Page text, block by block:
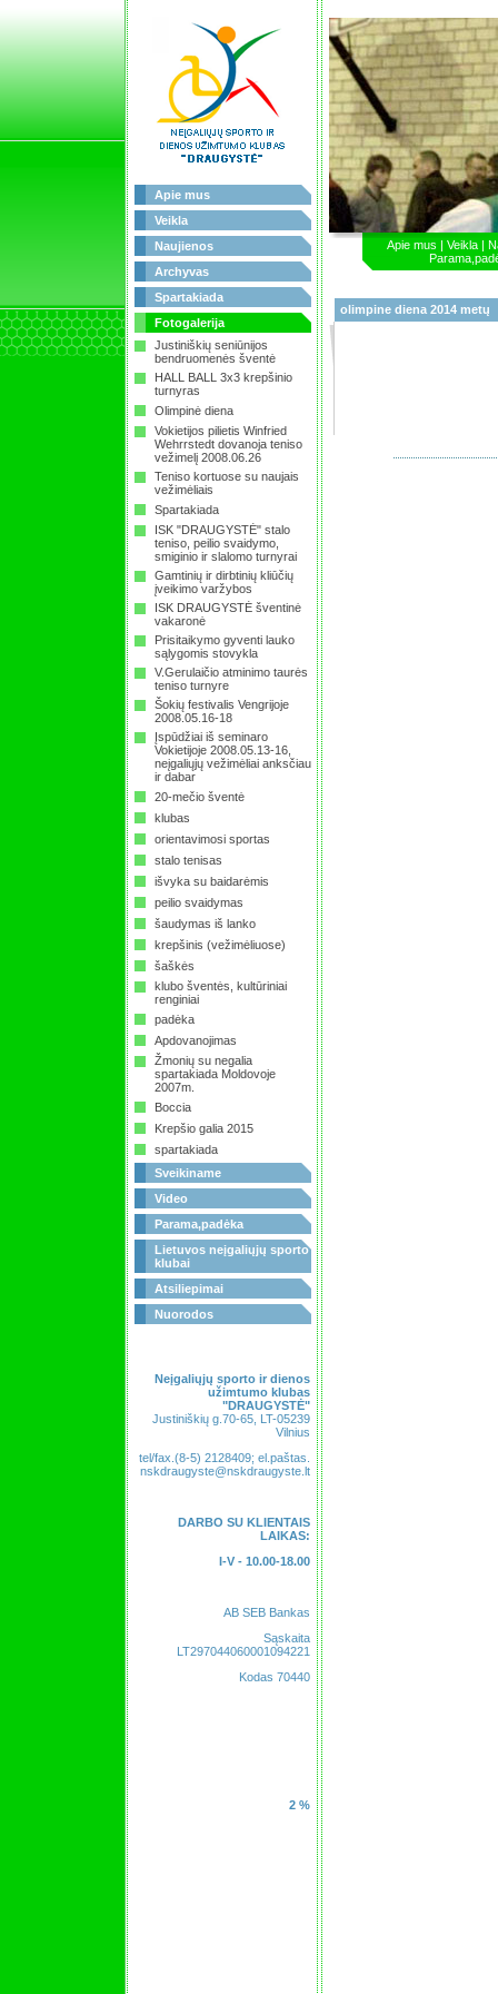
Apie mus
Veikla
Naujienos
Archyvas
Spartakiada
Fotogalerija
Justiniškių seniūnijos
bendruomenės šventė
HALL BALL 3x3 krepšinio
turnyras
Olimpinė diena
Vokietijos pilietis Winfried
Wehrrstedt dovanoja teniso
vežimelį 2008.06.26
Teniso kortuose su naujais
vežimėliais
Spartakiada
ISK "DRAUGYSTĖ" stalo
teniso, peilio svaidymo,
smiginio ir slalomo turnyrai
Gamtinių ir dirbtinių kliūčių
įveikimo varžybos
ISK DRAUGYSTĖ šventinė
vakaronė
Prisitaikymo gyventi lauko
sąlygomis stovykla
V.Gerulaičio atminimo taurės
teniso turnyre
Šokių festivalis Vengrijoje
2008.05.16-18
Įspūdžiai iš seminaro
Vokietijoje 2008.05.13-16,
neįgaliųjų vežimėliai anksčiau
ir dabar
20-mečio šventė
klubas
orientavimosi sportas
stalo tenisas
išvyka su baidarėmis
peilio svaidymas
šaudymas iš lanko
krepšinis (vežimėliuose)
šaškės
klubo šventės, kultūriniai
renginiai
padėka
Apdovanojimas
Žmonių su negalia
spartakiada Moldovoje
2007m.
Boccia
Krepšio galia 2015
spartakiada
Sveikiname
Video
Parama,padėka
Lietuvos neįgaliųjų sporto
klubai
Atsiliepimai
Nuorodos
Neįgaliųjų sporto ir dienos
užimtumo klubas
"DRAUGYSTĖ"
Justiniškių g.70-65, LT-05239
Vilnius
tel/fax.(8-5) 2128409; el.paštas.
nskdraugyste@nskdraugyste.lt
DARBO SU KLIENTAIS
LAIKAS:
I-V - 10.00-18.00
AB SEB Bankas
Sąskaita
LT297044060001094221
Kodas 70440
2 %
Apie mus | Veikla|
olimpine diena 2014 metų